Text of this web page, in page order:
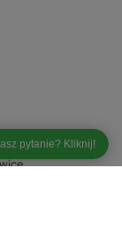
pytanie? Kliknij!